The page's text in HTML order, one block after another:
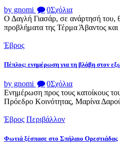
by gnomi 0Σχόλια
Ο Δαγλή Γιασάρ, σε ανάρτησή του,
προβλήματα της Τέρμα Άβαντος
Έβρος
Πέπλος: ενημέρωση για τη βλάβη στον
by gnomi 0Σχόλια
Ενημέρωση προς τους κατοίκους
Πρόεδρο Κοινότητας, Μαρίνα
Έβρος Περιβάλλον
Φωτιά ξέσπασε στο Σπήλαιο Ορεστιάδας